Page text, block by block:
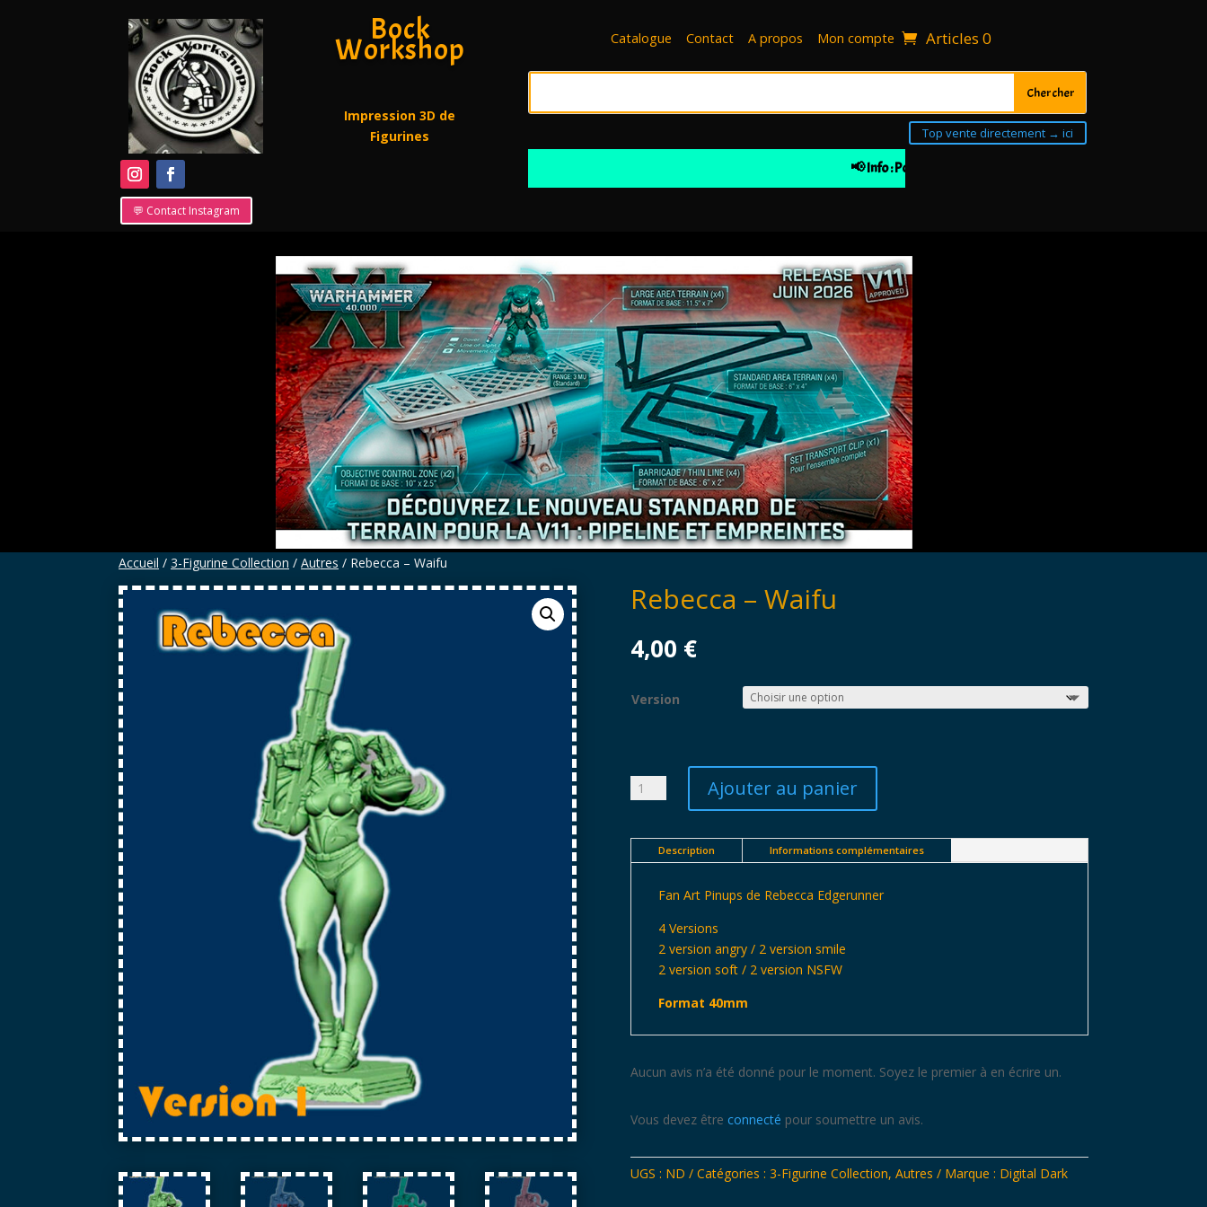
💬 Contact Instagram
Bock
Workshop
Impression 3D de
Figurines
Catalogue Contact A propos Mon compte Articles 0
Top vente directement → ici
📢 Info : Pour votre 1ière commande 10% de remise à partir de
Accueil / 3-Figurine Collection / Autres / Rebecca – Waifu
Rebecca – Waifu
4,00 €
Version
quantité
Waifu
Ajouter au panier
Description Informations complémentaires
Fan Art Pinups de Rebecca Edgerunner
4 Versions
2 version angry / 2 version smile
2 version soft / 2 version NSFW
Format 40mm
Aucun avis n’a été donné pour le moment. Soyez le premier à en écrire un.
Vous devez être connecté pour soumettre un avis.
UGS : ND Catégories : 3-Figurine Collection, Autres Marque : Digital Dark